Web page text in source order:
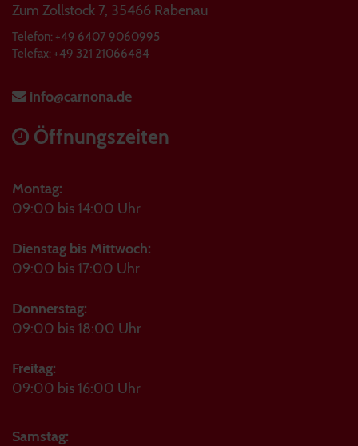
Zum Zollstock 7, 35466 Rabenau
Telefon: +49 6407 9060995
Telefax: +49 321 21066484
info@carnona.de
Öffnungszeiten
Montag:
09:00 bis 14:00 Uhr
Dienstag bis Mittwoch:
09:00 bis 17:00 Uhr
Donnerstag:
09:00 bis 18:00 Uhr
Freitag:
09:00 bis 16:00 Uhr
Samstag: